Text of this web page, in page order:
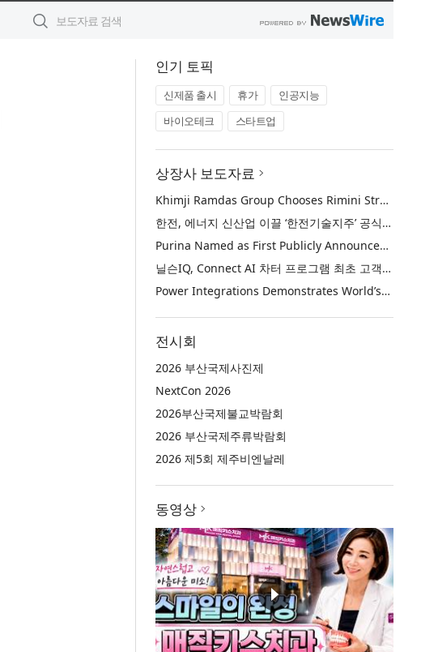
인기 토픽
신제품 출시 휴가
인공지능
바이오테크
스타트업
상장사 보도자료
Khimji Ramdas Group Chooses Rimini Street to Reduce SAP Support Costs, Protect 700+ Customizations and Reinvest Savings in Innovation
한전, 에너지 신산업 이끌 ‘한전기술지주’ 공식 출범
Purina Named as First Publicly Announced NIQ ConnectAI Charter Client
닐슨IQ, Connect AI 차터 프로그램 최초 고객사 ‘퓨리나’ 선정
Power Integrations Demonstrates World’s First 2200 V GaN Technology for Next-Era High-Voltage Power Systems
전시회
2026 부산국제사진제
NextCon 2026
2026부산국제불교박람회
2026 부산국제주류박람회
2026 제5회 제주비엔날레
동영상